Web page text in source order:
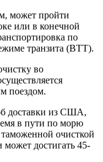
может пройти
или в конечной
по
транзита (ВТТ).
во
поездом.
доставки из США,
в пути по морю
таможенной очисткой
достигать 45-